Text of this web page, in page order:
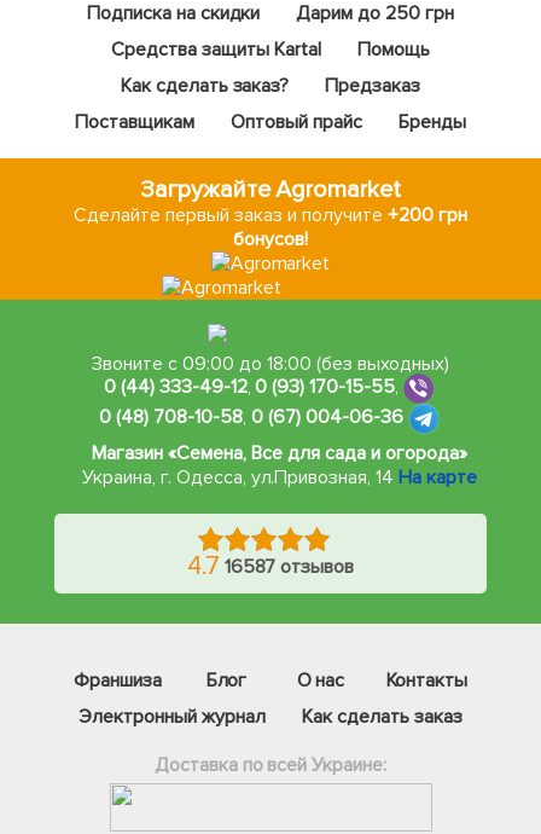
Подписка на скидки
Дарим до 250 грн
Средства защиты Kartal
Помощь
Как сделать заказ?
Предзаказ
Поставщикам
Оптовый прайс Бренды
Загружайте Agromarket
Сделайте первый заказ и получите +200 грн
бонусов!
Звоните с 09:00 до 18:00 (без выходных)
0 (44) 333-49-12,0 (93) 170-15-55,
0 (48) 708-10-58, 0 (67) 004-06-36
Магазин «Семена, Все для сада и огорода»
Украина, г. Одесса, ул.Привозная, 14 На карте
4.7 16587 отзывов
Франшиза Блог О нас
Контакты
Электронный журнал
Как сделать заказ
Доставка по всей Украине: